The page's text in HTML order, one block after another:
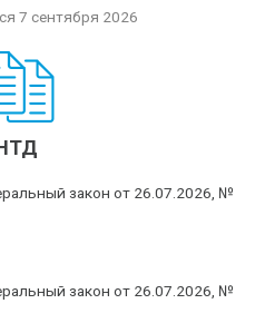
7 сентября 2026
закон от 26.07.2026, №
закон от 26.07.2026, №